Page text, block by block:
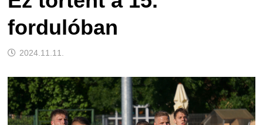
fordulóban
2024.11.11.